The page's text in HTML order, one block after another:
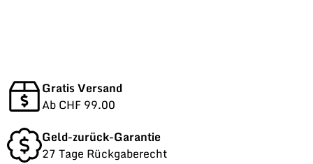
Gratis Versand
Ab CHF 99.00
Geld-zurück-Garantie
27 Tage Rückgaberecht